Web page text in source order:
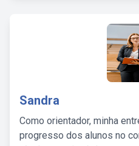
Sandra
Como orientador, minha
progresso dos alunos no